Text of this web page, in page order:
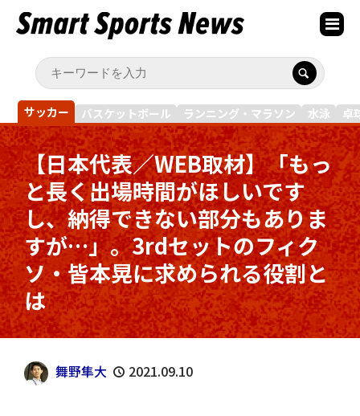
サッカー バスケットボール ランニング・マラソン 水泳 卓
【日本代表／WEB取材】「もっ
と長く出場時間がほしいです
し、納得できない部分もありま
すが…」。3rdセットのフィク
ソ・皆本晃に求められる役割と
は
舞野隼大 2021.09.10